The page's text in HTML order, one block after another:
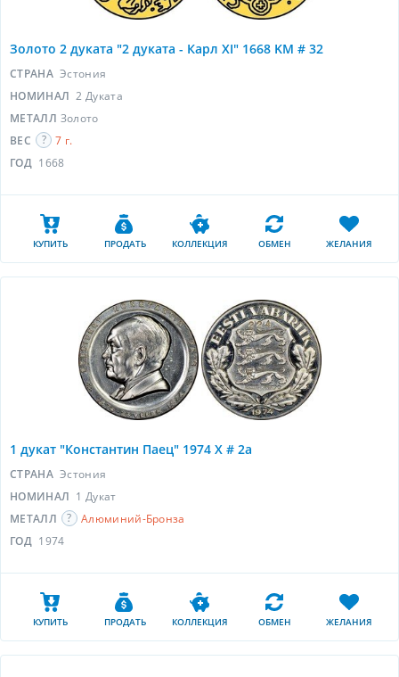
Золото 2 дуката "2 дуката - Карл XI" 1668 KM # 32
СТРАНА Эстония
НОМИНАЛ 2 Дуката
МЕТАЛЛ Золото
ВЕС
7 г.
ГОД 1668
КУПИТЬ ПРОДАТЬ КОЛЛЕКЦИЯ ОБМЕН ЖЕЛАНИЯ
1 дукат "Константин Паец" 1974 X # 2a
СТРАНА Эстония
НОМИНАЛ 1 Дукат
МЕТАЛЛ
Алюминий-Бронза
ГОД 1974
КУПИТЬ ПРОДАТЬ КОЛЛЕКЦИЯ ОБМЕН ЖЕЛАНИЯ